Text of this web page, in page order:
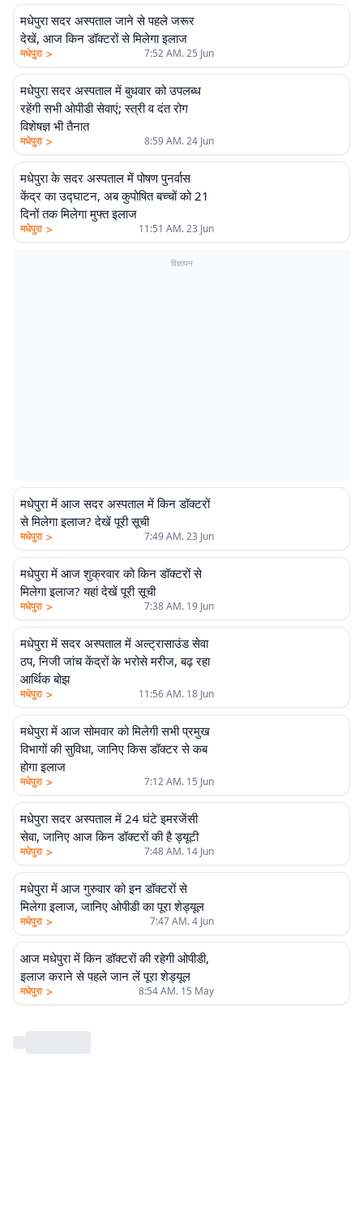
मधेपुरा सदर अस्पताल जाने से पहले जरूर
देखें, आज किन डॉक्टरों से मिलेगा इलाज
मधेपुरा > 7:52 AM. 25 Jun
मधेपुरा सदर अस्पताल में बुधवार को उपलब्ध
रहेंगी सभी ओपीडी सेवाएं; स्त्री व दंत रोग
विशेषज्ञ भी तैनात
मधेपुरा > 8:59 AM. 24 Jun
मधेपुरा के सदर अस्पताल में पोषण पुनर्वास
केंद्र का उद्घाटन, अब कुपोषित बच्चों को 21
दिनों तक मिलेगा मुफ्त इलाज
मधेपुरा > 11:51 AM. 23 Jun
विज्ञापन
मधेपुरा में आज सदर अस्पताल में किन डॉक्टरों
से मिलेगा इलाज? देखें पूरी सूची
मधेपुरा > 7:49 AM. 23 Jun
मधेपुरा में आज शुक्रवार को किन डॉक्टरों से
मिलेगा इलाज? यहां देखें पूरी सूची
मधेपुरा > 7:38 AM. 19 Jun
मधेपुरा में सदर अस्पताल में अल्ट्रासाउंड सेवा
ठप, निजी जांच केंद्रों के भरोसे मरीज, बढ़ रहा
आर्थिक बोझ
मधेपुरा > 11:56 AM. 18 Jun
मधेपुरा में आज सोमवार को मिलेगी सभी प्रमुख
विभागों की सुविधा, जानिए किस डॉक्टर से कब
होगा इलाज
मधेपुरा > 7:12 AM. 15 Jun
मधेपुरा सदर अस्पताल में 24 घंटे इमरजेंसी
सेवा, जानिए आज किन डॉक्टरों की है ड्यूटी
मधेपुरा > 7:48 AM. 14 Jun
मधेपुरा में आज गुरुवार को इन डॉक्टरों से
मिलेगा इलाज, जानिए ओपीडी का पूरा शेड्यूल
मधेपुरा > 7:47 AM. 4 Jun
आज मधेपुरा में किन डॉक्टरों की रहेगी ओपीडी,
इलाज कराने से पहले जान लें पूरा शेड्यूल
मधेपुरा > 8:54 AM. 15 May